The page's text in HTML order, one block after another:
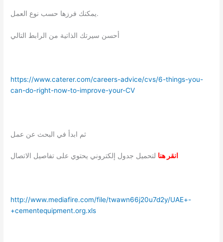
يمكنك فرزها حسب نوع العمل.
أحسن سيرتك الذاتية من الرابط التالي
https://www.caterer.com/careers-advice/cvs/6-things-you-
can-do-right-now-to-improve-your-CV
ثم ابدأ في البحث عن عمل
انقر هنا لتحميل جدول إلكتروني يحتوي على تفاصيل الاتصال
http://www.mediafire.com/file/twawn66j20u7d2y/UAE+-
+cementequipment.org.xls